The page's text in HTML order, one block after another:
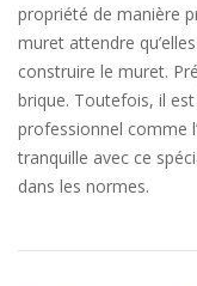
propriété de manière
muret attendre
construire le muret.
brique. Toutefois, il
professionnel comme
tranquille avec ce
dans les normes.